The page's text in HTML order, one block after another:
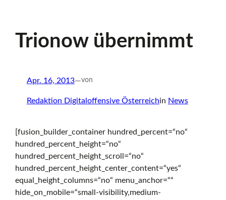
e
Trionow übernimmt
Apr. 16, 2013—von
Redaktion Digitaloffensive Österreichin News
[fusion_builder_container hundred_percent=“no“
hundred_percent_height=“no“
hundred_percent_height_scroll=“no“
hundred_percent_height_center_content=“yes“
equal_height_columns=“no“ menu_anchor=““
hide_on_mobile=“small-visibility,medium-